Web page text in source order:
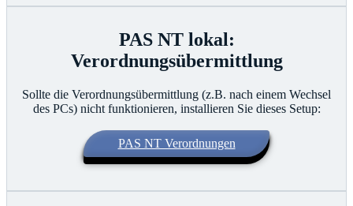
PAS NT lokal:
Verordnungsübermittlung
Sollte die Verordnungsübermittlung (z.B. nach einem Wechsel
des PCs) nicht funktionieren, installieren Sie dieses Setup:
PAS NT Verordnungen